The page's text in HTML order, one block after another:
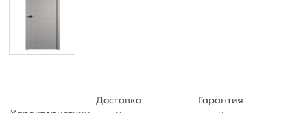
Доставка
Гарантия